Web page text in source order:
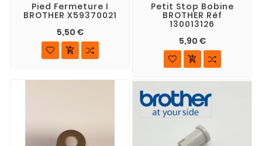
Pied Fermeture I
BROTHER X59370021
5,50 €

Petit Stop Bobine
BROTHER Réf
130013126
5,90 €
